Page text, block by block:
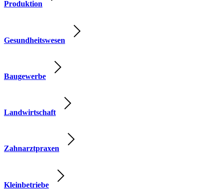
Produktion
Gesundheitswesen
Baugewerbe
Landwirtschaft
Zahnarztpraxen
Kleinbetriebe